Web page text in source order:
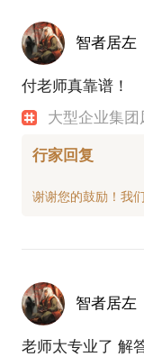
智者居左
付老师真靠谱！
大型企业集
行家回复
智者居左
老师太专业了 解